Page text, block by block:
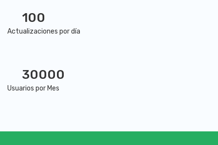
100
Actualizaciones por día
30000
Usuarios por Mes